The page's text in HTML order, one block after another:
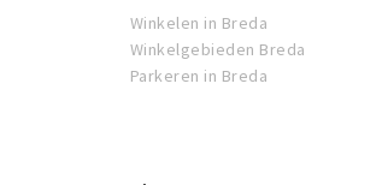
Winkelen in Breda
Winkelgebieden Breda
Parkeren in Breda